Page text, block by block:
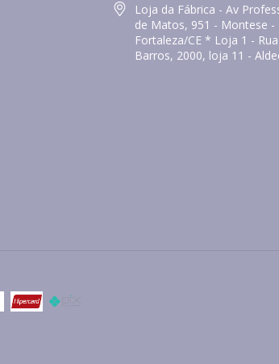
Loja da Fábrica - Av
de Matos, 951 - Montese -
Fortaleza/CE * Loja 1 -
Barros, 2000, loja 11 -